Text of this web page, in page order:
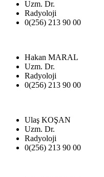
Uzm. Dr.
Radyoloji
0(256) 213 90 00
Hakan MARAL
Uzm. Dr.
Radyoloji
0(256) 213 90 00
Ulaş KOŞAN
Uzm. Dr.
Radyoloji
0(256) 213 90 00